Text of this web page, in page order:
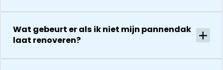
waard door
en snelle
besloten Jan
te gunnen
vanwege zijn
Wat gebeurt er als ik niet mijn pannendak
laat renoveren?